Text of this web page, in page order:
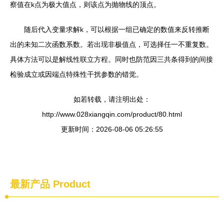
察值在k点为极大值点，则该点为抛物线的顶点。
随后代入变量求解k，可以根据一组已确定的数值来反转推断
出的未知二次函数系数。若出现非极值点，可选择任一不重复数。
具体方法可以是解线性联立方程。同时也防范因三共条得到的间接
检验成立或因端点特殊性干扰参数的错觉。
如若转载，请注明出处：
http://www.028xiangqin.com/product/80.html
更新时间：2026-08-06 05:26:55
最新产品 Product